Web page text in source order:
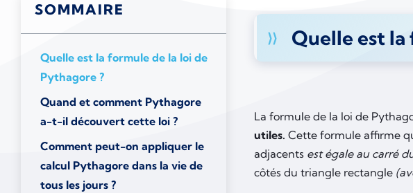
SOMMAIRE
Quelle est la formule de la loi de
Pythagore ?
Quand et comment Pythagore
a-t-il découvert cette loi ?
Comment peut-on appliquer le
calcul Pythagore dans la vie de
tous les jours ?
Quelle est la
La formule de la loi de
utiles. Cette formule affirme
adjacents est égale au carré
côtés du triangle rectangle